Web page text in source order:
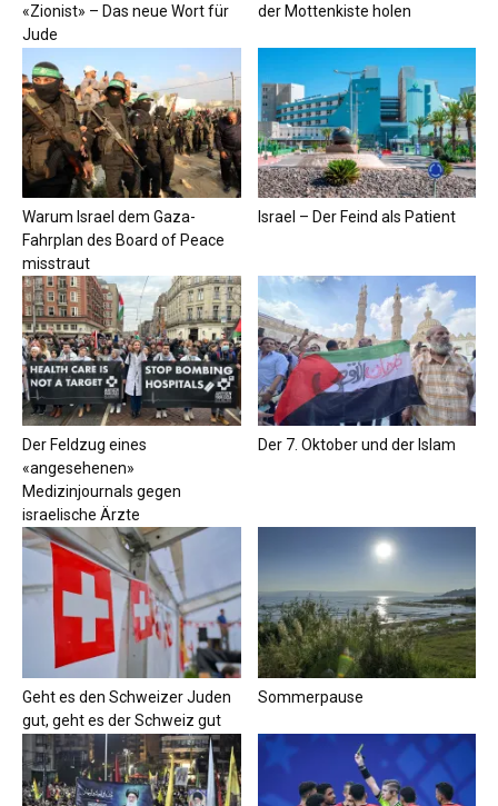
«Zionist» – Das neue Wort für
Jude
der Mottenkiste holen
Warum Israel dem Gaza-
Fahrplan des Board of Peace
misstraut
Israel – Der Feind als Patient
Der Feldzug eines
«angesehenen»
Medizinjournals gegen
israelische Ärzte
Der 7. Oktober und der Islam
Geht es den Schweizer Juden
gut, geht es der Schweiz gut
Sommerpause